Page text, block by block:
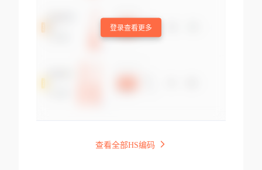
登录查看更多
查看全部HS编码